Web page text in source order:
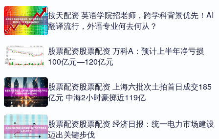
按天配资 英语学院招老师，跨学科背景优先！AI
翻译流行，外语专业何去何从？
股票配资股票配资 万科A：预计上半年净亏损
100亿元—120亿元
股票配资股票配资 上海六批次土拍首日成交185
亿元 中海2小时豪掷近119亿
股票配资股票配资 经济日报：统一电力市场建设
迈出关键步伐